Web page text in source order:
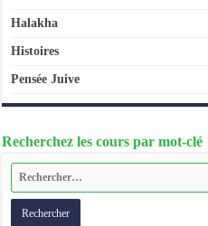
Halakha
Histoires
Pensée Juive
Recherchez les cours par mot-clé